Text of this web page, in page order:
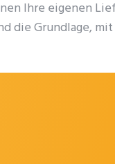
Ihre eigenen
die Grundlage,